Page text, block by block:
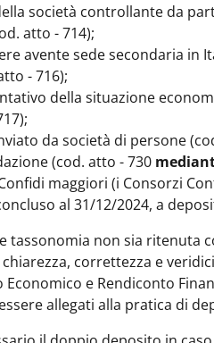
società controllante da
atto - 714);
avente sede secondaria in
- 716);
della situazione
da società di persone
(cod. atto - 730
maggiori (i Consorzi
al 31/12/2024, a
tassonomia non sia ritenuta
correttezza e
e Rendiconto
allegati alla pratica di